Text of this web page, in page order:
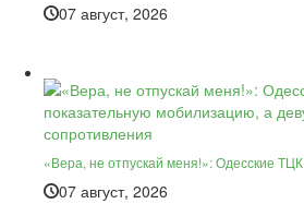
07 август, 2026
«Вера, не отпускай меня!»: Одесские ТЦК
07 август, 2026